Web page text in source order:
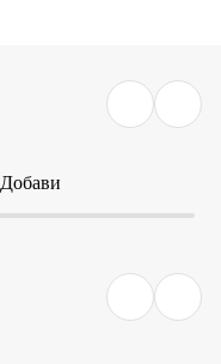
Добави